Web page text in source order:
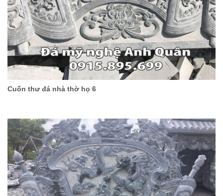
Cuốn thư đá nhà thờ họ 6